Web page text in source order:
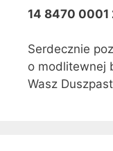
14 8470
Serdecznie
o modlitewnej
Wasz